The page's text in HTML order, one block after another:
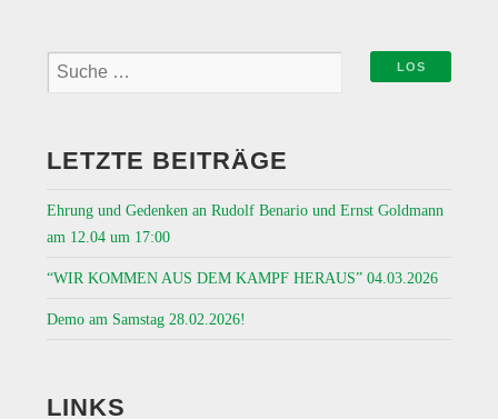
LETZTE BEITRÄGE
Ehrung und Gedenken an Rudolf Benario und Ernst Goldmann
am 12.04 um 17:00
“WIR KOMMEN AUS DEM KAMPF HERAUS” 04.03.2026
Demo am Samstag 28.02.2026!
LINKS